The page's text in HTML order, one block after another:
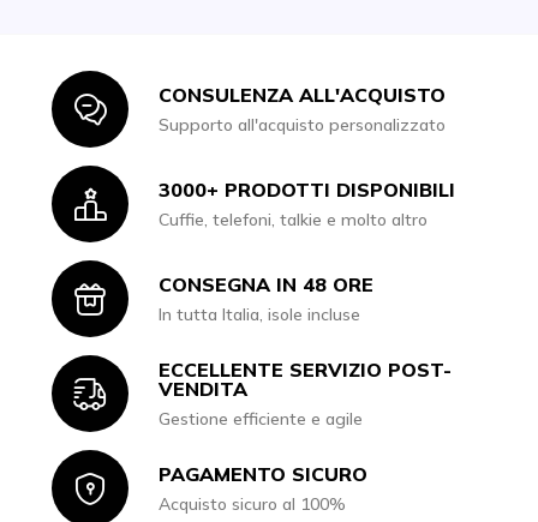
IconCONSULENZA ALL'ACQUISTO
Supporto all'acquisto personalizzato
Icon3000+ PRODOTTI DISPONIBILI
Cuffie, telefoni, talkie e molto altro
IconCONSEGNA IN 48 ORE
In tutta Italia, isole incluse
Icon
ECCELLENTE SERVIZIO POST-
VENDITA
Gestione efficiente e agile
IconPAGAMENTO SICURO
Acquisto sicuro al 100%